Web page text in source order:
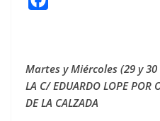
b
o
Martes y Miércoles (29 y 30
LA C/ EDUARDO LOPE POR
DE LA CALZADA